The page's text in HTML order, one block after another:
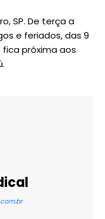
SP. De terça a
e feriados, das 9
fica próxima aos